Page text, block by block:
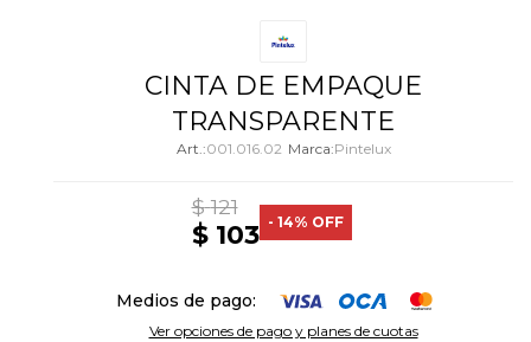
CINTA DE EMPAQUE
TRANSPARENTE
001.016.02 Pintelux
$ 103
$ 121
14
Medios de pago:
Ver opciones de pago y planes de cuotas